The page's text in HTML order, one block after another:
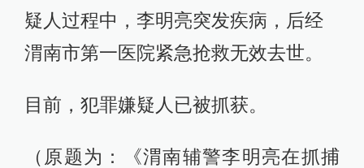
疑人过程中，李明亮突发疾病，后经
渭南市第一医院紧急抢救无效去世。
目前，犯罪嫌疑人已被抓获。
（原题为：《渭南辅警李明亮在抓捕